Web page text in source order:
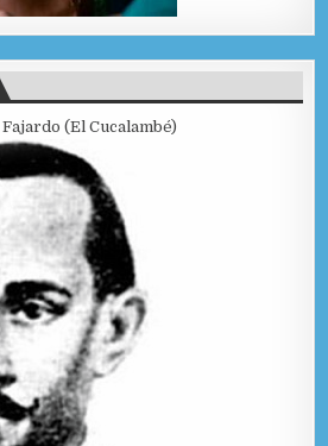
(El Cucalambé)